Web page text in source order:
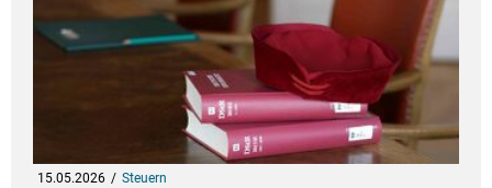
15.05.2026 Steuern